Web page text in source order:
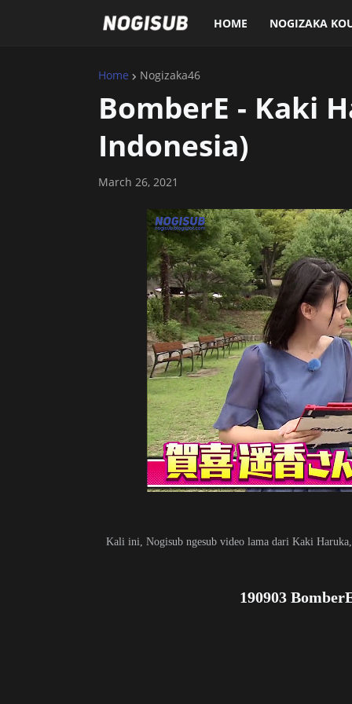
HOME NOGIZAKA
Home Nogizaka46
BomberE - Kaki
Indonesia)
March 26, 2021
Kali ini, Nogisub ngesub video lama dari Kaki
190903